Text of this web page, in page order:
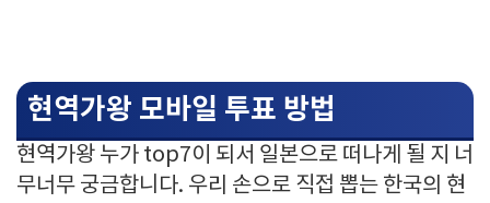
현역가왕 모바일 투표 방법
현역가왕 누가 top7이 되서 일본으로 떠나게 될 지 너
무너무 궁금합니다. 우리 손으로 직접 뽑는 한국의 현